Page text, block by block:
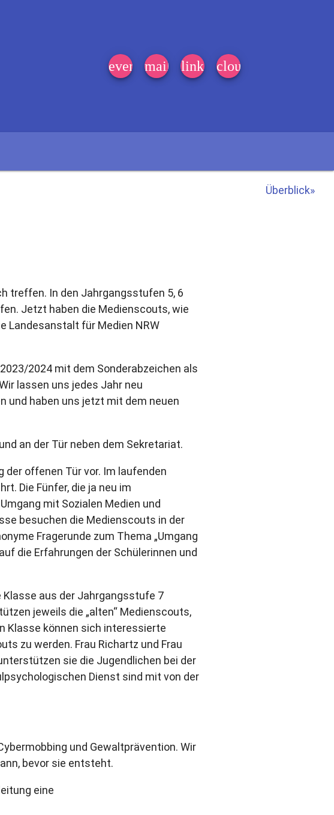
event_note
mail link cloud
Überblick»
treffen. In den Jahrgangsstufen 5, 6
Jetzt haben die Medienscouts, wie
Landesanstalt für Medien NRW
2024 mit dem Sonderabzeichen als
lassen uns jedes Jahr neu
und haben uns jetzt mit dem neuen
an der Tür neben dem Sekretariat.
der offenen Tür vor. Im laufenden
Die Fünfer, die ja neu im
mit Sozialen Medien und
besuchen die Medienscouts in der
Fragerunde zum Thema „Umgang
die Erfahrungen der Schülerinnen und
Klasse aus der Jahrgangsstufe 7
jeweils die „alten“ Medienscouts,
Klasse können sich interessierte
zu werden. Frau Richartz und Frau
sie die Jugendlichen bei der
Dienst sind mit von der
und Gewaltprävention. Wir
bevor sie entsteht.
eine